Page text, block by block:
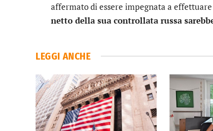
affermato di essere impegnata a
netto della sua controllata russa
LEGGI ANCHE